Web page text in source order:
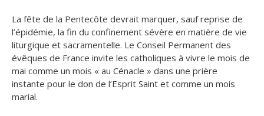
La fête de la Pentecôte devrait marquer, sauf reprise de
l’épidémie, la fin du confinement sévère en matière de vie
liturgique et sacramentelle. Le Conseil Permanent des
évêques de France invite les catholiques à vivre le mois de
mai comme un mois « au Cénacle » dans une prière
instante pour le don de l’Esprit Saint et comme un mois
marial.